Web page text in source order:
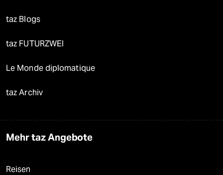
taz Blogs
taz FUTURZWEI
Le Monde diplomatique
taz Archiv
Mehr taz Angebote
Reisen